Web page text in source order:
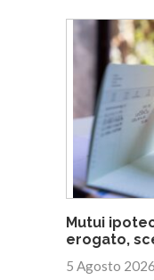
Mutui
erogato,
5 Agosto 2026